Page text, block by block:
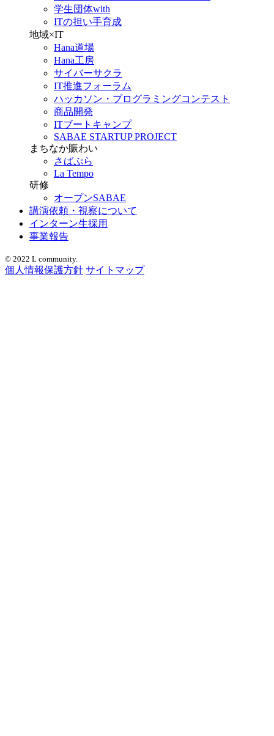
学生団体with
ITの担い手育成
地域×IT
Hana道場
Hana工房
サイバーサクラ
IT推進フォーラム
ハッカソン・プログラミングコンテスト
商品開発
ITブートキャンプ
SABAE STARTUP PROJECT
まちなか賑わい
さばぷら
La Tempo
研修
オープンSABAE
講演依頼・視察について
インターン生採用
事業報告
© 2022 L community.
個人情報保護方針 サイトマップ